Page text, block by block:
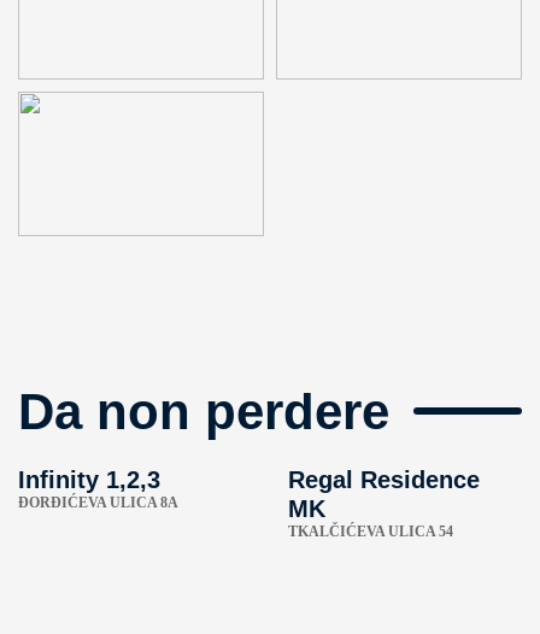
Da non perdere
Infinity 1,2,3
ÐORĐIĆEVA ULICA 8A
Regal Residence
MK
TKALČIĆEVA ULICA 54